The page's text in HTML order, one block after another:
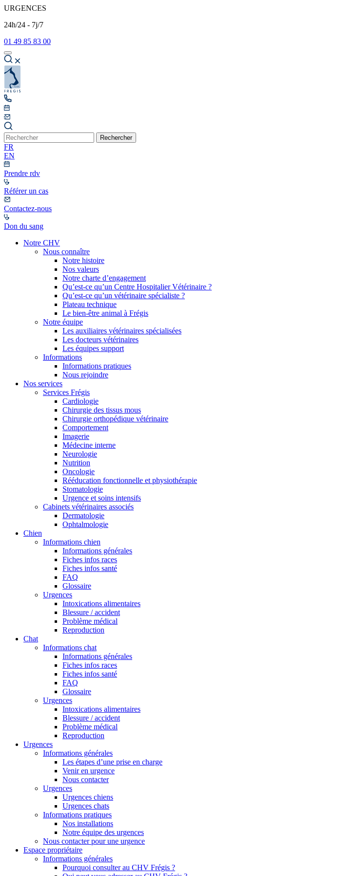
URGENCES
24h/24 - 7j/7
01 49 85 83 00
Rechercher
FR
EN
Prendre rdv
Référer un cas
Contactez-nous
Don du sang
Notre CHV
Nous connaître
Notre histoire
Nos valeurs
Notre charte d’engagement
Qu’est-ce qu’un Centre Hospitalier Vétérinaire ?
Qu’est-ce qu’un vétérinaire spécialiste ?
Plateau technique
Le bien-être animal à Frégis
Notre équipe
Les auxiliaires vétérinaires spécialisées
Les docteurs vétérinaires
Les équipes support
Informations
Informations pratiques
Nous rejoindre
Nos services
Services Frégis
Cardiologie
Chirurgie des tissus mous
Chirurgie orthopédique vétérinaire
Comportement
Imagerie
Médecine interne
Neurologie
Nutrition
Oncologie
Rééducation fonctionnelle et physiothérapie
Stomatologie
Urgence et soins intensifs
Cabinets vétérinaires associés
Dermatologie
Ophtalmologie
Chien
Informations chien
Informations générales
Fiches infos races
Fiches infos santé
FAQ
Glossaire
Urgences
Intoxications alimentaires
Blessure / accident
Problème médical
Reproduction
Chat
Informations chat
Informations générales
Fiches infos races
Fiches infos santé
FAQ
Glossaire
Urgences
Intoxications alimentaires
Blessure / accident
Problème médical
Reproduction
Urgences
Informations générales
Les étapes d’une prise en charge
Venir en urgence
Nous contacter
Urgences
Urgences chiens
Urgences chats
Informations pratiques
Nos installations
Notre équipe des urgences
Nous contacter pour une urgence
Espace propriétaire
Informations générales
Pourquoi consulter au CHV Frégis ?